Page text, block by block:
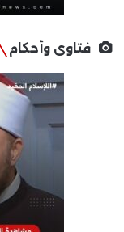
فتاوى وأحكام